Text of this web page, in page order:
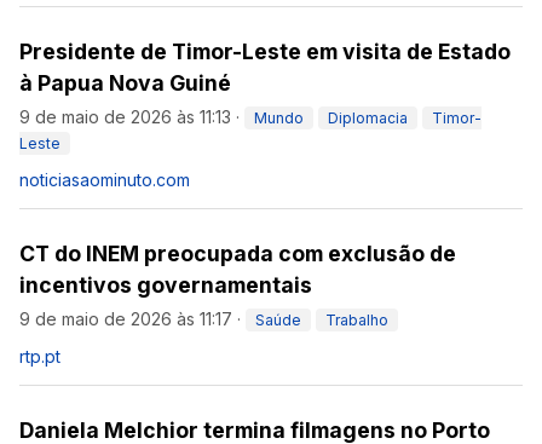
Presidente de Timor-Leste em visita de Estado
à Papua Nova Guiné
9 de maio de 2026 às 11:13 · Mundo Diplomacia
Timor-
Leste
noticiasaominuto.com
CT do INEM preocupada com exclusão de
incentivos governamentais
9 de maio de 2026 às 11:17 · Saúde Trabalho
rtp.pt
Daniela Melchior termina filmagens no Porto